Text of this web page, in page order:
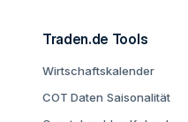
Traden.de Tools
Wirtschaftskalender
COT Daten Saisonalität